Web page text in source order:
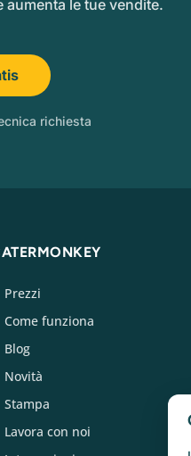
le tue vendite.
richiesta
Prezzi
Come funziona
Blog
Novità
Stampa
Lavora con noi